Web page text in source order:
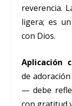
reverencia.
ligera; es
con Dios.
Aplicación
de
— debe